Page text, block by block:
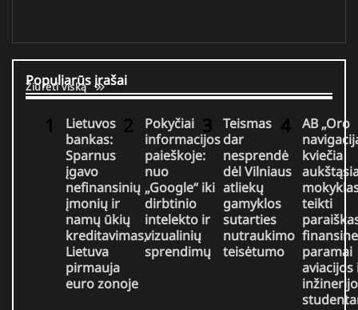
Populiarūs įrašai
Žiūrėti viską
Lietuvos
bankas:
Sparnus
įgavo
nefinansinių
įmonių ir
namų ūkių
kreditavimas,
Lietuva
pirmauja
euro zonoje
Pokyčiai
informacijos
paieškoje:
nuo
„Google“ iki
dirbtinio
intelekto ir
vizualinių
sprendimų
Teismas
dar
nesprendė
dėl Vilniaus
atliekų
gamyklos
sutarties
nutraukimo
teisėtumo
AB „Oro
kviečia
teikti
paramai
aviacijos